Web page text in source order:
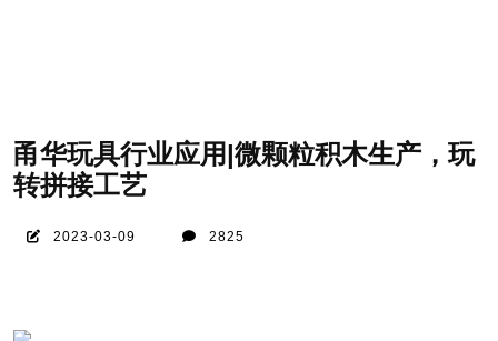
甬华玩具行业应用|微颗粒积木生产，玩
转拼接工艺
2023-03-09 2825